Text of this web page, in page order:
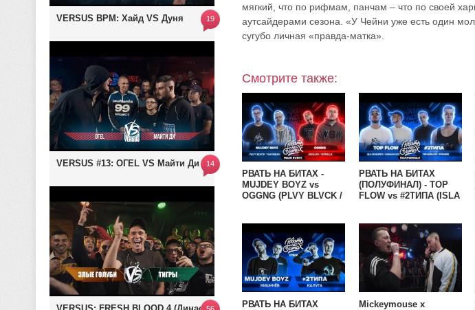
VERSUS BPM: Хайд VS Дуня 19
VERSUS #13: ОГЕL VS Майти Ди 14
мягкий, что по рифмам, панчам – что по своей
аутсайдерами сезона. «У Чейни уже есть один
сугубо личная «правда-матка».
Смотрите также:
РВАТЬ НА БИТАХ -
MUJDEY BOYZ vs
OGGNG (PLVY BLVCK /
РВАТЬ НА БИТАХ
(ПОЛУФИНАЛ) - TOP
FLOW vs #2ТИПА (ISLA
х R1FMABES/ЛЕВ
МОВАЛЕВ)
РВАТЬ НА БИТАХ
Mickeymouse x